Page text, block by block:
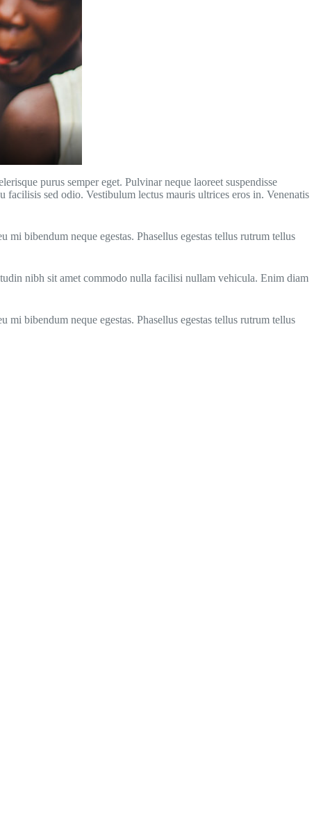
purus semper eget. Pulvinar neque laoreet suspendisse
sed odio. Vestibulum lectus mauris ultrices eros in. Venenatis
bibendum neque egestas. Phasellus egestas tellus rutrum tellus
nibh sit amet commodo nulla facilisi nullam vehicula. Enim diam
bibendum neque egestas. Phasellus egestas tellus rutrum tellus